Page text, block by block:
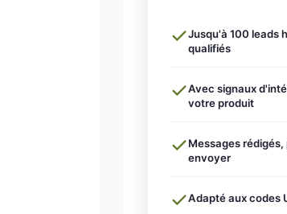
Jusqu'à 100 leads
qualifiés
Avec signaux
votre produit
Messages rédigés,
envoyer
Adapté aux codes